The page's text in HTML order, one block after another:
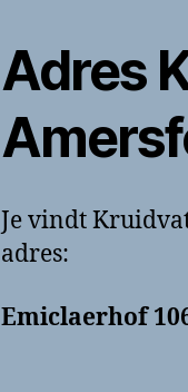
Adres
Je vindt
adres:
Emiclaerhof